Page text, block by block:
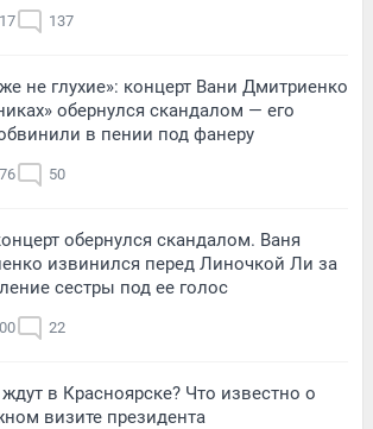
137
не глухие»: концерт Вани Дмитриенко
обернулся скандалом — его
в пении под фанеру
50
обернулся скандалом. Ваня
извинился перед Линочкой Ли за
сестры под ее голос
22
в Красноярске? Что известно о
визите президента